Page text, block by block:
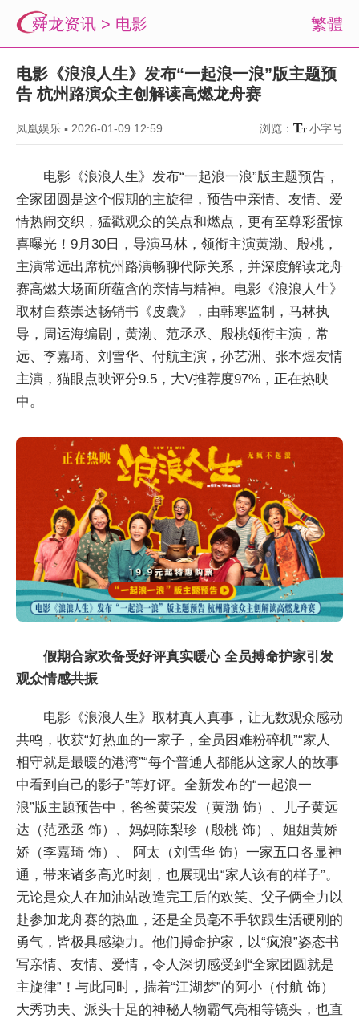
繁體
舜龙资讯 > 电影
电影《浪浪人生》发布“一起浪一浪”版主题预
告 杭州路演众主创解读高燃龙舟赛
凤凰娱乐 ▪ 2026-01-09 12:59 浏览： 小字号
电影《浪浪人生》发布“一起浪一浪”版主题预告，
全家团圆是这个假期的主旋律，预告中亲情、友情、爱
情热闹交织，猛戳观众的笑点和燃点，更有至尊彩蛋惊
喜曝光！9月30日，导演马林，领衔主演黄渤、殷桃，
主演常远出席杭州路演畅聊代际关系，并深度解读龙舟
赛高燃大场面所蕴含的亲情与精神。电影《浪浪人生》
取材自蔡崇达畅销书《皮囊》，由韩寒监制，马林执
导，周运海编剧，黄渤、范丞丞、殷桃领衔主演，常
远、李嘉琦、刘雪华、付航主演，孙艺洲、张本煜友情
主演，猫眼点映评分9.5，大V推荐度97%，正在热映
中。
假期合家欢备受好评真实暖心全员搏命护家引发
观众情感共振
电影《浪浪人生》取材真人真事，让无数观众感动
共鸣，收获“好热血的一家子，全员困难粉碎机”“家人
相守就是最暖的港湾”“每个普通人都能从这家人的故事
中看到自己的影子”等好评。全新发布的“一起浪一
浪”版主题预告中，爸爸黄荣发（黄渤 饰）、儿子黄远
达（范丞丞 饰）、妈妈陈梨珍（殷桃 饰）、姐姐黄娇
娇（李嘉琦 饰）、 阿太（刘雪华 饰）一家五口各显神
通，带来诸多高光时刻，也展现出“家人该有的样子”。
无论是众人在加油站改造完工后的欢笑、父子俩全力以
赴参加龙舟赛的热血，还是全员毫不手软跟生活硬刚的
勇气，皆极具感染力。他们搏命护家，以“疯浪”姿态书
写亲情、友情、爱情，令人深切感受到“全家团圆就是
主旋律”！与此同时，揣着“江湖梦”的阿小（付航 饰）
大秀功夫、派头十足的神秘人物霸气亮相等镜头，也直